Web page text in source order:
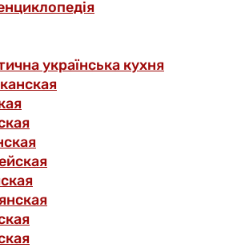
українська кухня